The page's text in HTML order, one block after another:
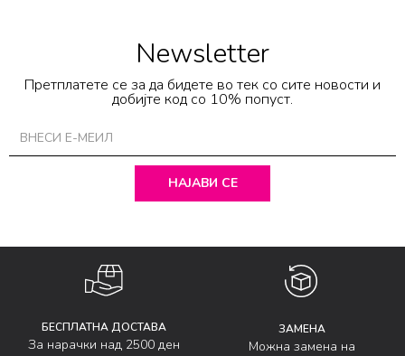
Newsletter
Претплатете се за да бидете во тек со сите новости и
добијте код со 10% попуст.
НАЈАВИ СЕ
БЕСПЛАТНА ДОСТАВА
За нарачки над 2500 ден
ЗАМЕНА
Можна замена на